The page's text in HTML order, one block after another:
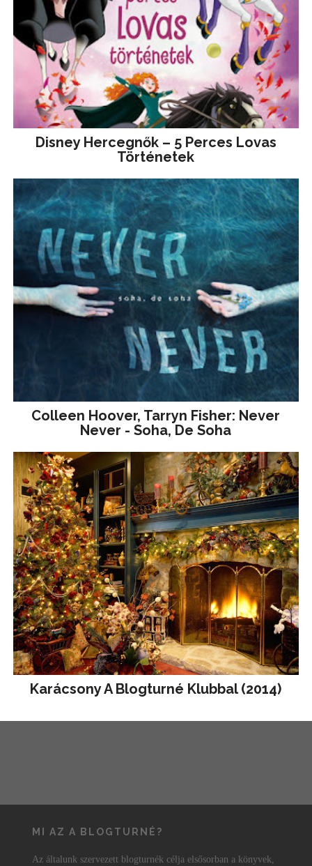
Disney ​Hercegnők – 5 Perces Lovas
Történetek
Colleen Hoover, Tarryn Fisher: Never
Never - Soha, De Soha
Karácsony A Blogturné Klubbal (2014)
MI AZ A BLOGTURNÉ?
Az általunk szervezett blogturnék célja elsősorban a könyvek,